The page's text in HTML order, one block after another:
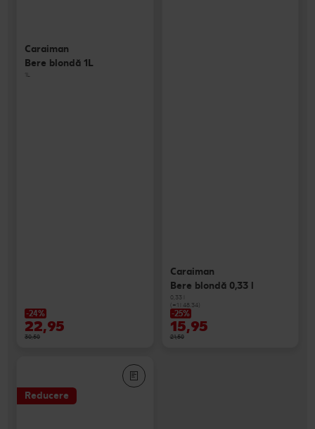
Caraiman
Bere blondă 1L
1L
-24%
22,95
30,50
Caraiman
Bere blondă 0,33 l
0,33 l
(=1 l 48.34)
-25%
15,95
21,50
Reducere